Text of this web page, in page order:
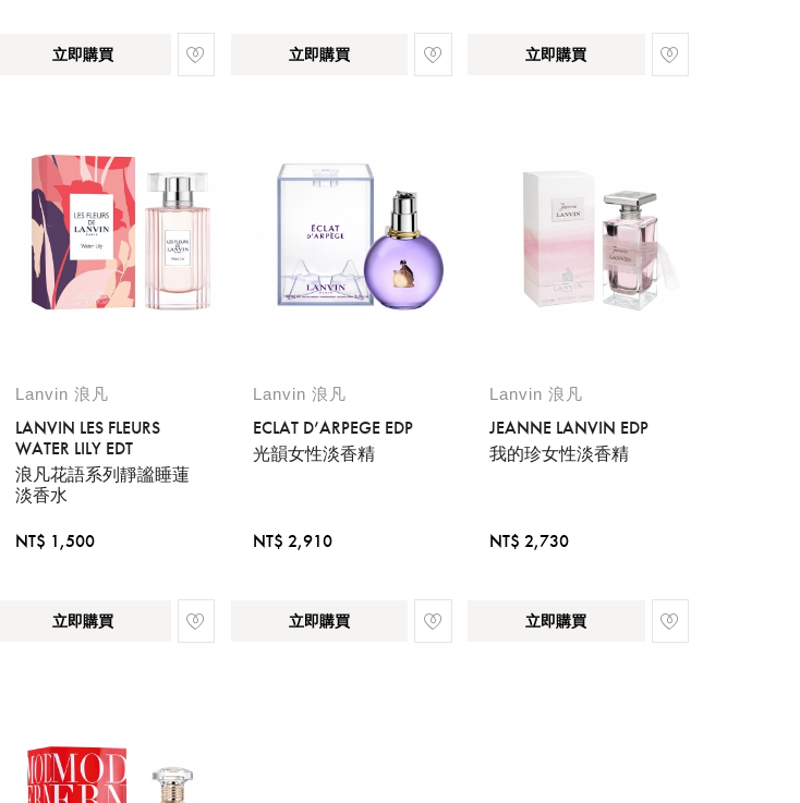
立即購買 立即購買 立即購買
Lanvin 浪凡
LANVIN LES FLEURS
WATER LILY EDT
浪凡花語系列靜謐睡蓮
淡香水
NT$ 1,500
立即購買
Lanvin 浪凡
ECLAT D’ARPEGE EDP
光韻女性淡香精
NT$ 2,910
立即購買
Lanvin 浪凡
JEANNE LANVIN EDP
我的珍女性淡香精
NT$ 2,730
立即購買